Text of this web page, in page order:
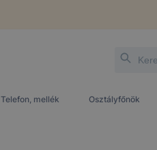
Telefon, mellék Osztályfőnök